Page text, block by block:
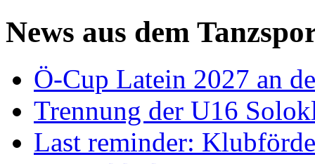
News aus dem
Ö-Cup Latein 2027 an
Trennung der U16
Last reminder: